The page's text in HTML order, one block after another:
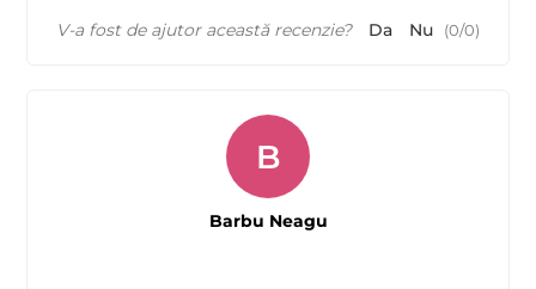
V-a fost de ajutor această recenzie? Da Nu (0/0)
B
Barbu Neagu